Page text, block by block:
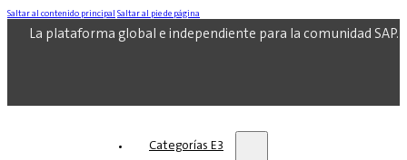
Saltar al contenido principal Saltar al pie de página
La plataforma global e independiente para la comunidad SAP.
Categorías E3